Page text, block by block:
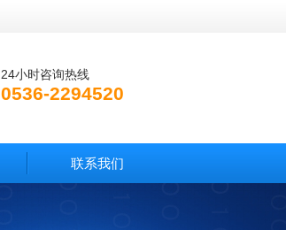
24小时咨询热线
0536-2294520
联系我们